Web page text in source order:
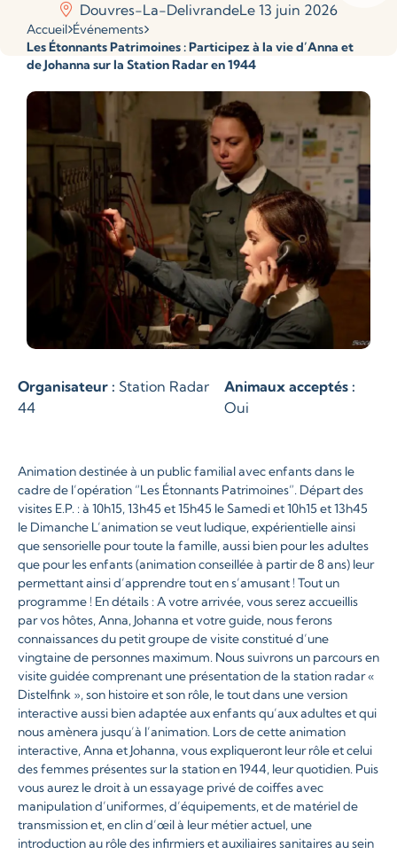
Douvres-La-DelivrandeLe 13 juin 2026
Accueil Événements
Les Étonnants Patrimoines : Participez à la vie d’Anna et
de Johanna sur la Station Radar en 1944
Organisateur : Station Radar
44
Animaux acceptés :
Oui
Animation destinée à un public familial avec enfants dans le
cadre de l’opération “Les Étonnants Patrimoines”. Départ des
visites E.P. : à 10h15, 13h45 et 15h45 le Samedi et 10h15 et 13h45
le Dimanche L’animation se veut ludique, expérientielle ainsi
que sensorielle pour toute la famille, aussi bien pour les adultes
que pour les enfants (animation conseillée à partir de 8 ans) leur
permettant ainsi d’apprendre tout en s’amusant ! Tout un
programme ! En détails : A votre arrivée, vous serez accueillis
par vos hôtes, Anna, Johanna et votre guide, nous ferons
connaissances du petit groupe de visite constitué d’une
vingtaine de personnes maximum. Nous suivrons un parcours en
visite guidée comprenant une présentation de la station radar «
Distelfink », son histoire et son rôle, le tout dans une version
interactive aussi bien adaptée aux enfants qu’aux adultes et qui
nous amènera jusqu’à l’animation. Lors de cette animation
interactive, Anna et Johanna, vous expliqueront leur rôle et celui
des femmes présentes sur la station en 1944, leur quotidien. Puis
vous aurez le droit à un essayage privé de coiffes avec
manipulation d’uniformes, d’équipements, et de matériel de
transmission et, en clin d’œil à leur métier actuel, une
introduction au rôle des infirmiers et auxiliaires sanitaires au sein